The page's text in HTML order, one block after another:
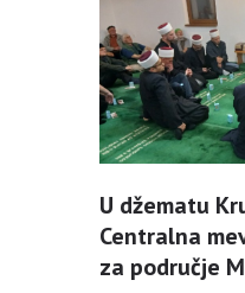
MEKTEB
ASOCIJACIJE
USLUGE
KONTAKT
DONACIJE
U džematu
Centralna
za područje